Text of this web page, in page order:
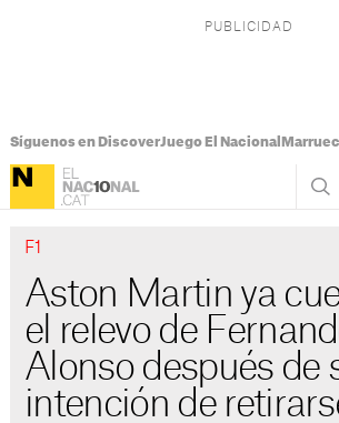
Síguenos en DiscoverJuego El Nacional
F1
Aston Martin ya
el relevo de
Alonso después de
intención de